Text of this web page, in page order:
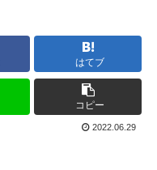
はてブ
コピー
2022.06.29